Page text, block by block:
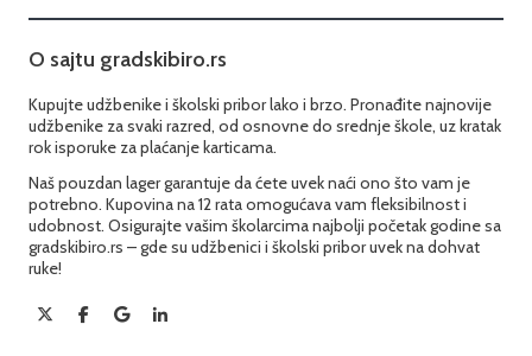
O sajtu gradskibiro.rs
Kupujte udžbenike i školski pribor lako i brzo. Pronađite najnovije
udžbenike za svaki razred, od osnovne do srednje škole, uz kratak
rok isporuke za plaćanje karticama.
Naš pouzdan lager garantuje da ćete uvek naći ono što vam je
potrebno. Kupovina na 12 rata omogućava vam fleksibilnost i
udobnost. Osigurajte vašim školarcima najbolji početak godine sa
gradskibiro.rs – gde su udžbenici i školski pribor uvek na dohvat
ruke!